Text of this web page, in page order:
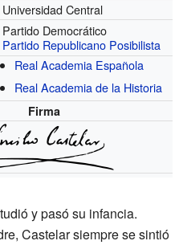
Universidad Central
Partido Democrático
Partido Republicano Posibilista
Real Academia Española
Real Academia de la Historia
Firma
y pasó su infancia.
Castelar siempre se sintió